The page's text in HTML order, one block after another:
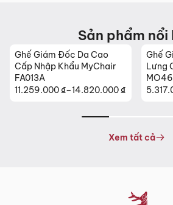
Sản phẩm
Ghế Giám Đốc Da Cao
Cấp Nhập Khẩu MyChair
FA013A
11.259.000₫–14.820.000₫
Khoảng
Ghế
Lưng
Xem tất cả